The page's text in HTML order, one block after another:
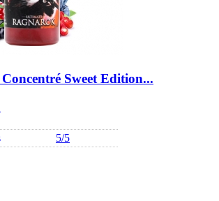
Sweet Edition...
5/5